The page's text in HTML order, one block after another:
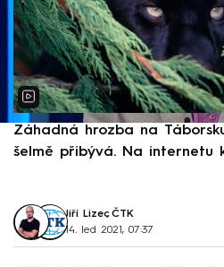
Záhadná hrozba na
šelmě přibývá. Na internetu
Jiří Lizec, ČTK
14. led 2021, 07:37